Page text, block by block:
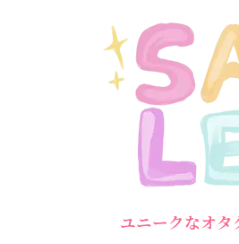
ユニークなオタ